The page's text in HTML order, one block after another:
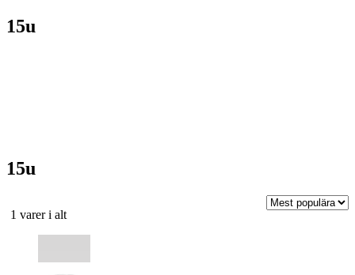
15u
15u
1 varer i altSortera